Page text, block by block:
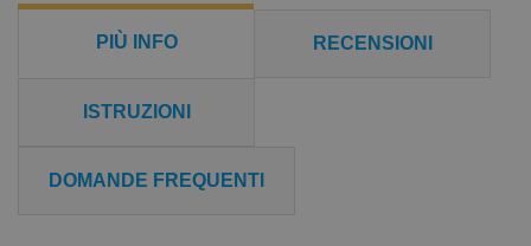
PIÙ INFO RECENSIONI
ISTRUZIONI
DOMANDE FREQUENTI